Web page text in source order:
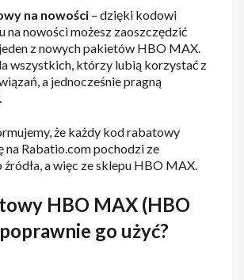
na nowości– dzięki kodowi
na nowości możesz zaoszczędzić
z nowych pakietów HBO MAX.
wszystkich, którzy lubią korzystać z
a jednocześnie pragną
że każdy kod rabatowy
na Rabatio.com pochodzi ze
a więc ze sklepu HBO MAX.
HBO MAX (HBO
go użyć?